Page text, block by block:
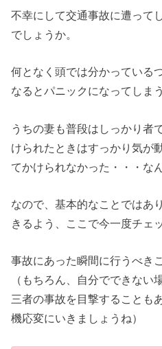
不幸にして交通事故に遭って
でしょうか。
何となく頭では分かっている
なるとパニックになってしま
うちの妻も普段はしっかり者
けられたときはすっかり気が
てかけられなかった・・・な
なので、基本的なことではあ
きるよう、ここで今一度チェ
事故にあった瞬間に行うべき
（もちろん、自分でできない
三者の事故を目撃することも
機応変にいきましょうね）